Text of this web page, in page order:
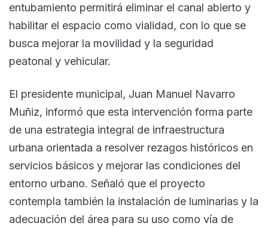
entubamiento permitirá eliminar el canal abierto y
habilitar el espacio como vialidad, con lo que se
busca mejorar la movilidad y la seguridad
peatonal y vehicular.
El presidente municipal, Juan Manuel Navarro
Muñiz, informó que esta intervención forma parte
de una estrategia integral de infraestructura
urbana orientada a resolver rezagos históricos en
servicios básicos y mejorar las condiciones del
entorno urbano. Señaló que el proyecto
contempla también la instalación de luminarias y la
adecuación del área para su uso como vía de